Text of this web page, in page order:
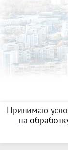
Принимаю
на